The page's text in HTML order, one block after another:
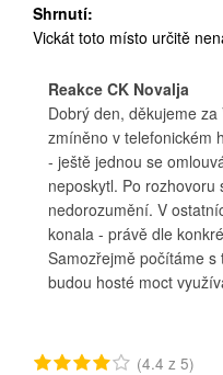
Shrnutí:
Vickát toto místo určitě
Reakce CK Novalja
Dobrý den, děkujeme
zmíněno v telefonickém
- ještě jednou se
neposkytl. Po
nedorozumění. V
konala - právě dle
Samozřejmě počítáme
budou hosté moct
(4.4 z 5)